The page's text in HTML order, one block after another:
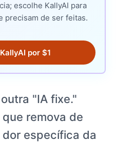
escolhe KallyAI para
precisam de ser feitas.
por $1
"IA fixe."
remova de
específica da